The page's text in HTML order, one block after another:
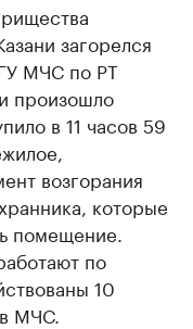
загорелся
МЧС по РТ
произошло
в 11 часов 59
возгорания
которые
помещение.
по
10
МЧС.